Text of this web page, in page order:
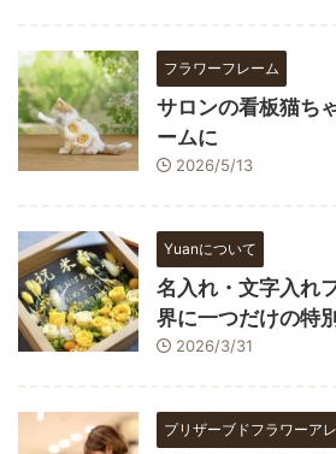
フラワーフレーム
サロンの看板猫ち
ームに
2026/5/13
Yuanについて
名入れ・文字入れ
界に一つだけの特
2026/3/31
プリザーブドフラワーア